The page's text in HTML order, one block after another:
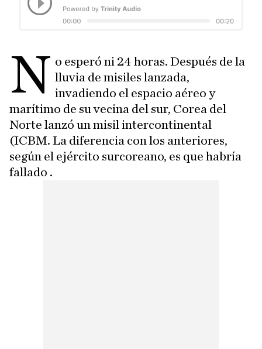
N o esperó ni 24 horas. Después de la
lluvia de misiles lanzada,
invadiendo el espacio aéreo y
marítimo de su vecina del sur, Corea del
Norte lanzó un misil intercontinental
(ICBM. La diferencia con los anteriores,
según el ejército surcoreano, es que habría
fallado .